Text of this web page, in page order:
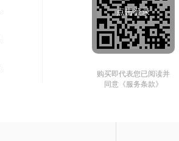
点击登录
购买即代表您已阅读并
同意 《服务条款》